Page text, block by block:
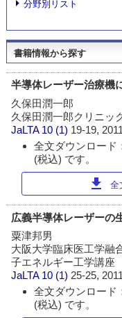
分野別リスト
書籍情報から探す
半導体レーザー治療機
久保田潤一郎
久保田潤一郎クリニッ
JaLTA 10 (1) 19-19,
全文ダウンロード
(税込) です。
download 全
広義半導体レーザーの
粟津邦男
大阪大学臨床医工学融
子エネルギー工学講座
JaLTA 10 (1) 25-25,
全文ダウンロード
(税込) です。